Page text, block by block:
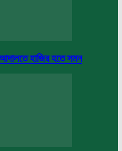
হাজির হতে সমন